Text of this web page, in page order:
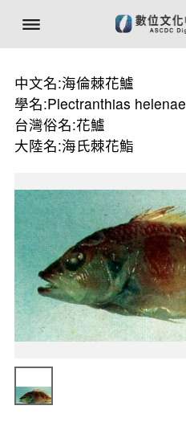
中文名:海倫棘花鱸
學名:Plectranthias helenae
台灣俗名:花鱸
大陸名:海氏棘花鮨